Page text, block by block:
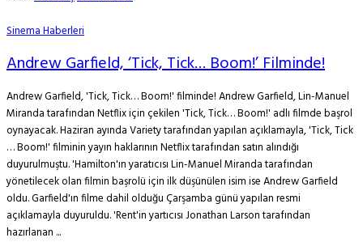
Sinema Haberleri
Andrew Garfield, ‘Tick, Tick… Boom!’ Filminde!
Andrew Garfield, 'Tick, Tick… Boom!' filminde! Andrew Garfield, Lin-Manuel
Miranda tarafından Netflix için çekilen 'Tick, Tick… Boom!' adlı filmde başrol
oynayacak. Haziran ayında Variety tarafından yapılan açıklamayla, 'Tick, Tick
… Boom!' filminin yayın haklarının Netflix tarafından satın alındığı
duyurulmuştu. 'Hamilton'ın yaratıcısı Lin-Manuel Miranda tarafından
yönetilecek olan filmin başrolü için ilk düşünülen isim ise Andrew Garfield
oldu. Garfield'ın filme dahil olduğu Çarşamba günü yapılan resmi
açıklamayla duyuruldu. 'Rent'in yartıcısı Jonathan Larson tarafından
hazırlanan ...